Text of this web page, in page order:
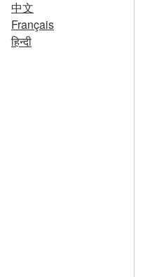
中文
Français
हिन्दी